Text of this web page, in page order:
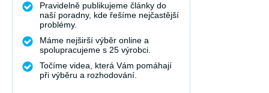
Pravidelně publikujeme články do
naší poradny, kde řešíme nejčastější
problémy.
Máme nejširší výběr online a
spolupracujeme s 25 výrobci.
Točíme videa, která Vám pomáhají
při výběru a rozhodování.